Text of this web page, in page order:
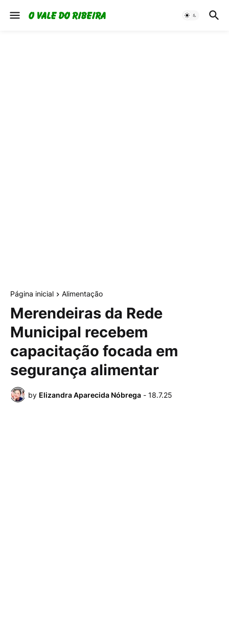
Página inicial Alimentação
Merendeiras da Rede
Municipal recebem
capacitação focada em
segurança alimentar
by Elizandra Aparecida Nóbrega - 18.7.25